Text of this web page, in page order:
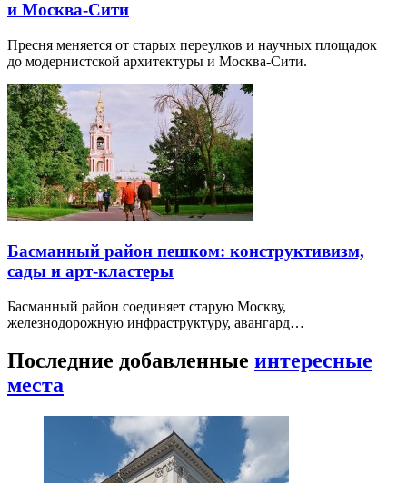
и Москва-Сити
Пресня меняется от старых переулков и научных площадок
до модернистской архитектуры и Москва-Сити.
Басманный район пешком: конструктивизм,
сады и арт-кластеры
Басманный район соединяет старую Москву,
железнодорожную инфраструктуру, авангард…
Последние добавленные интересные
места